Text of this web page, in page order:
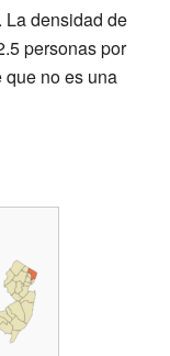
La densidad de
personas por
no es una